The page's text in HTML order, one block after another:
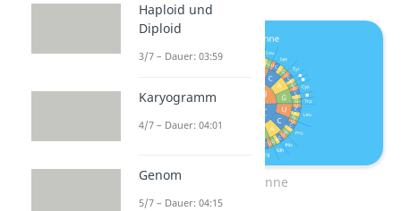
Codesonne
Haploid und
Diploid
3/7 – Dauer: 03:59
Karyogramm
4/7 – Dauer: 04:01
Genom
5/7 – Dauer: 04:15